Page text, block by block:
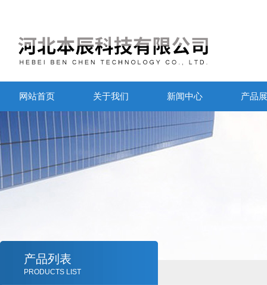
网站首页 关于我们 新闻中心 产品
产品列表
PRODUCTS LIST